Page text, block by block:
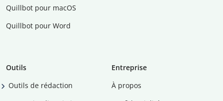
Quillbot pour macOS
Quillbot pour Word
Outils
Outils de rédaction
Entreprise
À propos